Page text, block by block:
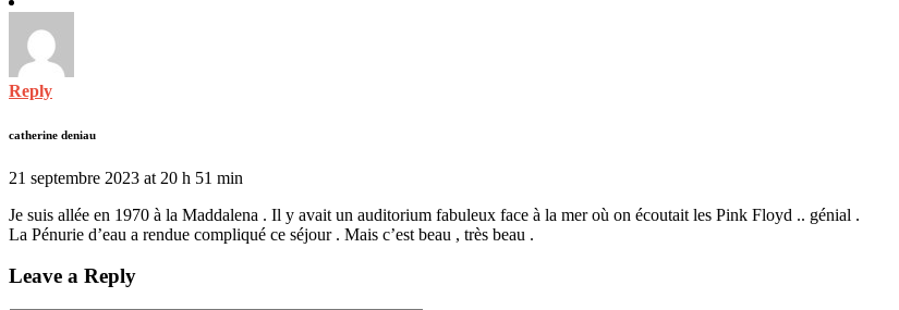
Reply
catherine deniau
21 septembre 2023 at 20 h 51 min
Je suis allée en 1970 à la Maddalena . Il y avait un auditorium fabuleux face à la mer où on écoutait les Pink Floyd .. génial .
La Pénurie d’eau a rendue compliqué ce séjour . Mais c’est beau , très beau .
Leave a Reply